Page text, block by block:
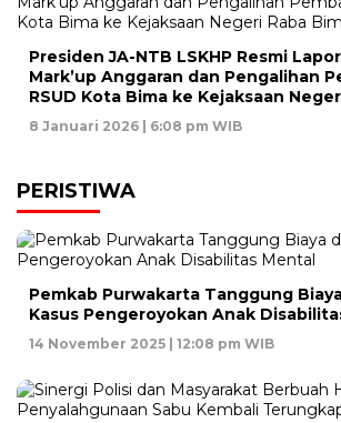
Presiden JA-NTB LSKHP Resmi
Mark’up Anggaran dan Pengalihan
RSUD Kota Bima ke Kejaksaan
8 Januari 2026 | 6:08 pm WIB
PERISTIWA
Pemkab Purwakarta Tanggung
Kasus Pengeroyokan Anak
14 November 2025 | 12:08 pm WIB